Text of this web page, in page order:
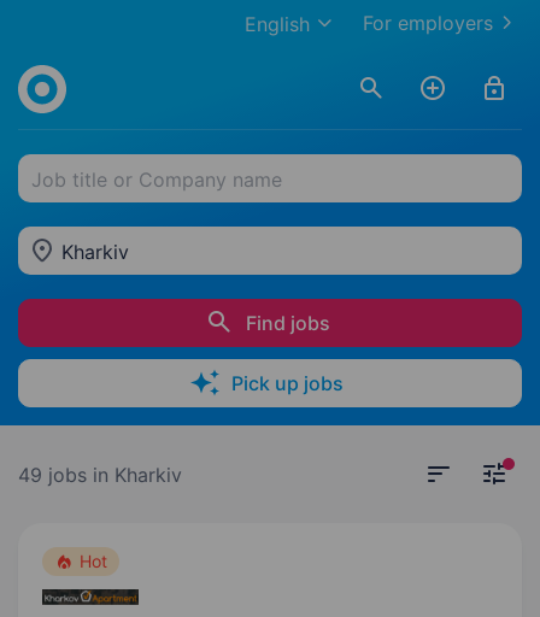
For employers
English
Job title or Company name
Kharkiv
Find jobs
Pick up jobs
49 jobs in Kharkiv
Hot